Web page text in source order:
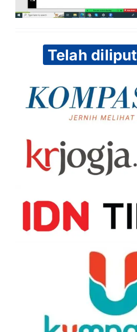
Telah